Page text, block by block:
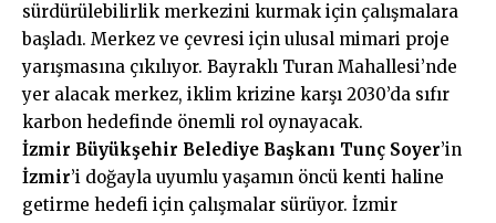
sürdürülebilirlik merkezini kurmak için çalışmalara
başladı. Merkez ve çevresi için ulusal mimari proje
yarışmasına çıkılıyor. Bayraklı Turan Mahallesi’nde
yer alacak merkez, iklim krizine karşı 2030’da sıfır
karbon hedefinde önemli rol oynayacak.
İzmir Büyükşehir Belediye Başkanı Tunç Soyer’in
İzmir’i doğayla uyumlu yaşamın öncü kenti haline
getirme hedefi için çalışmalar sürüyor. İzmir